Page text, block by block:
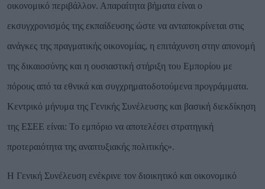
οικονομικό περιβάλλον. Απαραίτητα βήματα είναι ο
εκσυγχρονισμός της εκπαίδευσης ώστε να ανταποκρίνεται στις
ανάγκες της πραγματικής οικονομίας, η επιτάχυνση στην απονομή
της δικαιοσύνης και η ουσιαστική στήριξη του Εμπορίου με
πόρους από τα εθνικά και συγχρηματοδοτούμενα προγράμματα.
Κεντρικό μήνυμα της Γενικής Συνέλευσης και βασική διεκδίκηση
της ΕΣΕΕ είναι: Το εμπόριο να αποτελέσει στρατηγική
προτεραιότητα της αναπτυξιακής πολιτικής».
Η Γενική Συνέλευση ενέκρινε τον διοικητικό και οικονομικό